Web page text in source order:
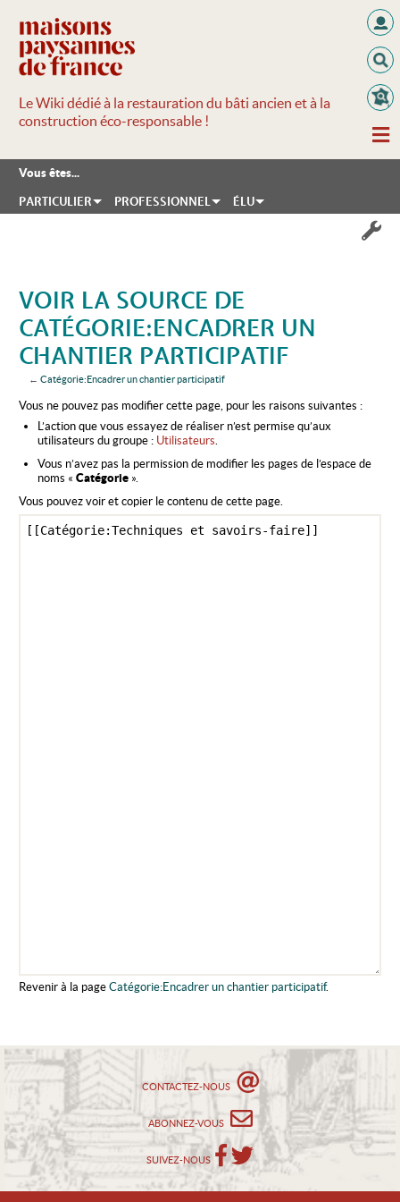
Le Wiki dédié à la restauration du bâti ancien et à la
construction éco-responsable !
Vous êtes...
PARTICULIER PROFESSIONNEL ÉLU
VOIR LA SOURCE DE
CATÉGORIE:ENCADRER UN
CHANTIER PARTICIPATIF
← Catégorie:Encadrer un chantier participatif
Vous ne pouvez pas modifier cette page, pour les raisons suivantes :
L’action que vous essayez de réaliser n’est permise qu’aux
utilisateurs du groupe : Utilisateurs
Vous n’avez pas la permission de modifier les pages de l’espace de
noms « Catégorie».
Vous pouvez voir et copier le contenu de cette page.
Revenir à la page Catégorie:Encadrer un chantier participatif.
CONTACTEZ-NOUS
ABONNEZ-VOUS
SUIVEZ-NOUS